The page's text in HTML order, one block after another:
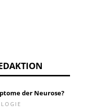
der Neurose?